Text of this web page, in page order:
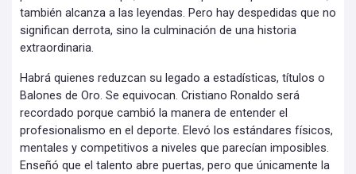
también alcanza a las leyendas. Pero hay despedidas que no
significan derrota, sino la culminación de una historia
extraordinaria.
Habrá quienes reduzcan su legado a estadísticas, títulos o
Balones de Oro. Se equivocan. Cristiano Ronaldo será
recordado porque cambió la manera de entender el
profesionalismo en el deporte. Elevó los estándares físicos,
mentales y competitivos a niveles que parecían imposibles.
Enseñó que el talento abre puertas, pero que únicamente la